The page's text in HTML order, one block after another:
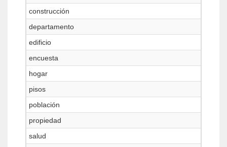
construcción
departamento
edificio
encuesta
hogar
pisos
población
propiedad
salud